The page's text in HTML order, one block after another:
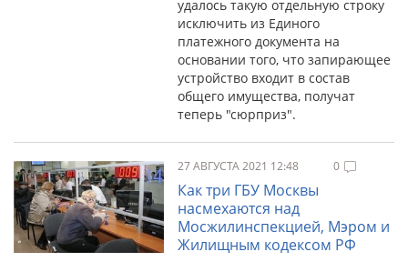
удалось такую отдельную строку
исключить из Единого
платежного документа на
основании того, что запирающее
устройство входит в состав
общего имущества, получат
теперь "сюрприз".
27 АВГУСТА 2021 12:48 0
Как три ГБУ Москвы
насмехаются над
Мосжилинспекцией, Мэром и
Жилищным кодексом РФ